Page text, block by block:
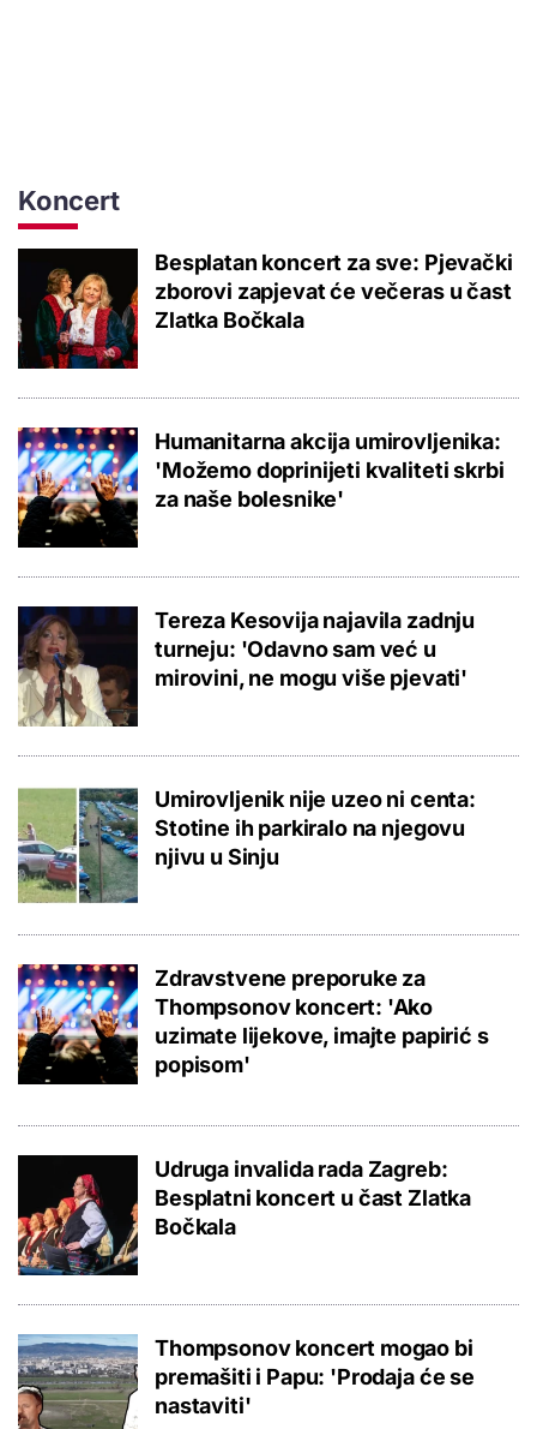
Koncert
Besplatan koncert za sve: Pjevački
zborovi zapjevat će večeras u čast
Zlatka Bočkala
Humanitarna akcija umirovljenika:
'Možemo doprinijeti kvaliteti skrbi
za naše bolesnike'
Tereza Kesovija najavila zadnju
turneju: 'Odavno sam već u
mirovini, ne mogu više pjevati'
Umirovljenik nije uzeo ni centa:
Stotine ih parkiralo na njegovu
njivu u Sinju
Zdravstvene preporuke za
Thompsonov koncert: 'Ako
uzimate lijekove, imajte papirić s
popisom'
Udruga invalida rada Zagreb:
Besplatni koncert u čast Zlatka
Bočkala
Thompsonov koncert mogao bi
premašiti i Papu: 'Prodaja će se
nastaviti'